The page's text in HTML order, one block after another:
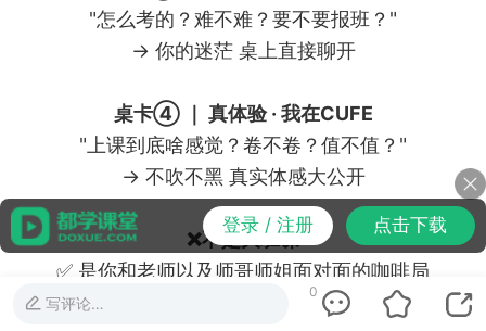
登录 / 注册 点击下载
"怎么考的？难不难？要不要报班？"
→ 你的迷茫 桌上直接聊开
桌卡④ ｜ 真体验 · 我在CUFE
"上课到底啥感觉？卷不卷？值不值？"
→ 不吹不黑 真实体感大公开
❌不是大班课
✅ 是你和老师以及师哥师姐面对面的咖啡局
6月13日（周六）14:00
写评论…
0